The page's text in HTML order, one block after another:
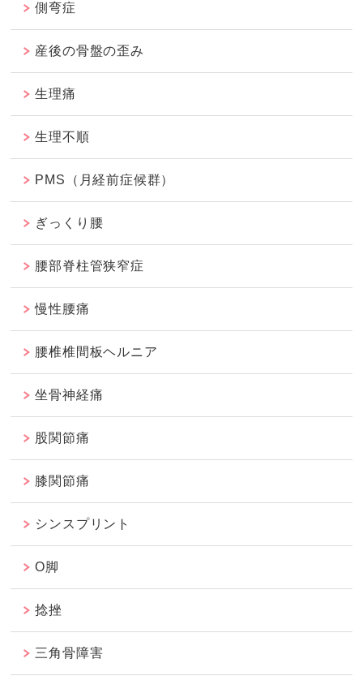
側弯症
産後の骨盤の歪み
生理痛
生理不順
PMS（月経前症候群）
ぎっくり腰
腰部脊柱管狭窄症
慢性腰痛
腰椎椎間板ヘルニア
坐骨神経痛
股関節痛
膝関節痛
シンスプリント
O脚
捻挫
三角骨障害